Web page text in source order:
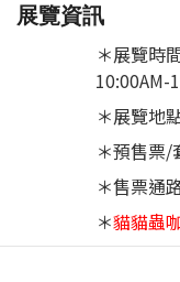
展覽資訊
＊展覽時
10:00AM-
＊展覽地
＊預售票
＊售票通
＊貓貓蟲